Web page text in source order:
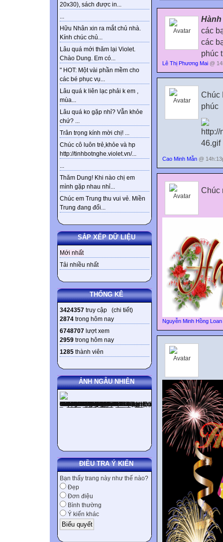
20x30), sách được in...
...
Hữu Nhân xin ra mắt chủ nhà.
Kính chúc chủ...
Lâu quá mới thăm lại Violet.
Chào Dung. Em có...
" HOT: Một vài phần mềm cho
các bé phục vụ...
Lâu quá k liên lạc phải k em ,
mùa...
Lâu quá ko gặp nhỉ? Vẫn khỏe
chứ? ...
Trân trọng kính mời chị! ...
Chúc cô luôn trẻ,khỏe và hp
http://tinhbotnghe.violet.vn/...
...
Thăm Dung! Khi nào chị em
mình gặp nhau nhỉ...
Chúc em Trung thu vui vẻ. Miền
Trung đang đối...
SẮP XẾP DỮ LIỆU
Mới nhất
Tải nhiều nhất
THỐNG KÊ
3424357 truy cập (chi tiết)
2874 trong hôm nay
6748707 lượt xem
2959 trong hôm nay
1285 thành viên
ẢNH NGẪU NHIÊN
ĐIỀU TRA Ý KIẾN
Bạn thấy trang này như thế nào?
Đẹp
Đơn điệu
Bình thường
Ý kiến khác
các
các
phúc
Lê Thị Phương Mai @
Chúc
phúc
Cao Minh Mẫn @
Chúc
Nguyễn Minh Hồng Loan